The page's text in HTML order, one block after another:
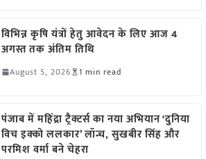
विभिन्न कृषि यंत्रों हेतु आवेदन के लिए आज 4
अगस्त तक अंतिम तिथि
August 5, 2026 1 min read
पंजाब में महिंद्रा ट्रैक्टर्स का नया अभियान ‘दुनिया
विच इक्को ललकार’ लॉन्च, सुखबीर सिंह और
परमिश वर्मा बने चेहरा